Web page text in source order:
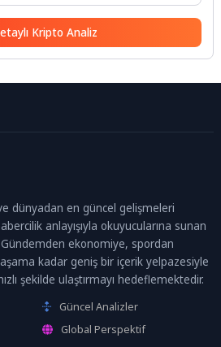
Kripto Analiz
dünyadan en güncel gelişmeleri
anlayışıyla okuyucularına sunan
ekonomiye, spordan
kadar geniş bir içerik yelpazesiyle
şekilde ulaştırmayı hedeflemektedir.
Güncel Analizler
Global Perspektif